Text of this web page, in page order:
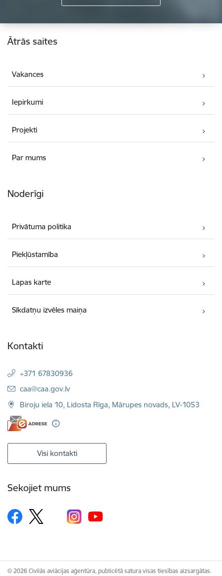
Kājene
Ātrās saites
Vakances
Iepirkumi
Projekti
Par mums
Noderīgi
Privātuma politika
Piekļūstamība
Lapas karte
Sīkdatņu izvēles maiņa
Kontakti
+371 67830936
E-pasts:
caa@caa.gov.lv
Biroju iela 10, Lidosta Rīga, Mārupes novads, LV-1053
Visi kontakti
Sekojiet mums
© 2026 Civilās aviācijas aģentūra, publicētā satura visas tiesības aizsargātas.